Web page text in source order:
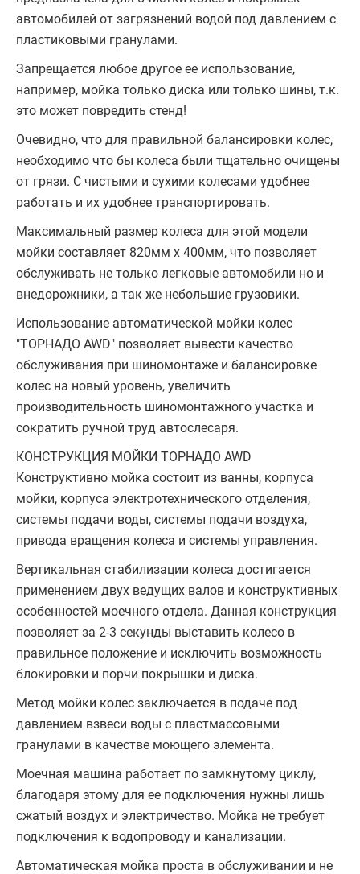
автомобилей от загрязнений водой под давлением с
пластиковыми гранулами.
Запрещается любое другое ее использование,
например, мойка только диска или только шины, т.к.
это может повредить стенд!
Очевидно, что для правильной балансировки колес,
необходимо что бы колеса были тщательно очищены
от грязи. С чистыми и сухими колесами удобнее
работать и их удобнее транспортировать.
Максимальный размер колеса для этой модели
мойки составляет 820мм х 400мм, что позволяет
обслуживать не только легковые автомобили но и
внедорожники, а так же небольшие грузовики.
Использование автоматической мойки колес
"ТОРНАДО AWD" позволяет вывести качество
обслуживания при шиномонтаже и балансировке
колес на новый уровень, увеличить
производительность шиномонтажного участка и
сократить ручной труд автослесаря.
КОНСТРУКЦИЯ МОЙКИ ТОРНАДО AWD
Конструктивно мойка состоит из ванны, корпуса
мойки, корпуса электротехнического отделения,
системы подачи воды, системы подачи воздуха,
привода вращения колеса и системы управления.
Вертикальная стабилизации колеса достигается
применением двух ведущих валов и конструктивных
особенностей моечного отдела. Данная конструкция
позволяет за 2-3 секунды выставить колесо в
правильное положение и исключить возможность
блокировки и порчи покрышки и диска.
Метод мойки колес заключается в подаче под
давлением взвеси воды с пластмассовыми
гранулами в качестве моющего элемента.
Моечная машина работает по замкнутому циклу,
благодаря этому для ее подключения нужны лишь
сжатый воздух и электричество. Мойка не требует
подключения к водопроводу и канализации.
Автоматическая мойка проста в обслуживании и не